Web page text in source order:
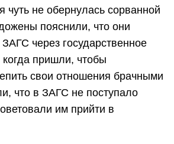
чуть не обернулась сорванной
пояснили, что они
через государственное
пришли, чтобы
свои отношения брачными
что в ЗАГС не поступало
им прийти в